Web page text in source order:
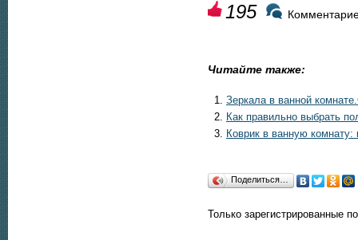
195
Читайте также:
Зеркала в ванной
Как правильно выбрать
Коврик в ванную
Поделиться…
Только зарегистрированные